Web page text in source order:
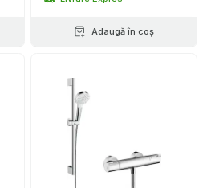
Adaugă în coș